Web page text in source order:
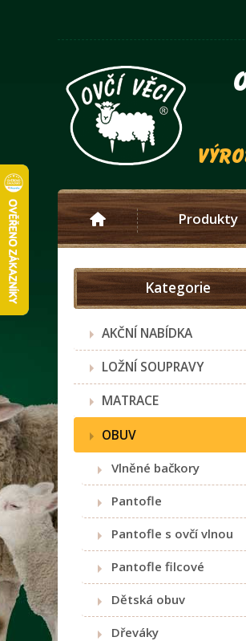
Produkty
Kategorie
AKČNÍ NABÍDKA
LOŽNÍ SOUPRAVY
MATRACE
OBUV
Vlněné bačkory
Pantofle
Pantofle s ovčí vlnou
Pantofle filcové
Dětská obuv
Dřeváky